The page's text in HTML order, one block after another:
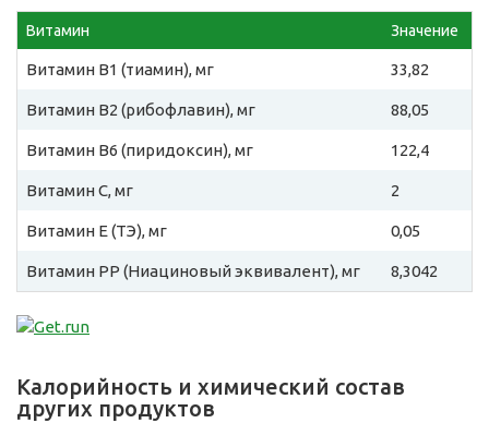
Витамин Значение
Витамин B1 (тиамин), мг 33,82
Витамин B2 (рибофлавин), мг 88,05
Витамин B6 (пиридоксин), мг 122,4
Витамин C, мг 2
Витамин E (ТЭ), мг 0,05
Витамин PP (Ниациновый эквивалент), мг 8,3042
Калорийность и химический состав
других продуктов